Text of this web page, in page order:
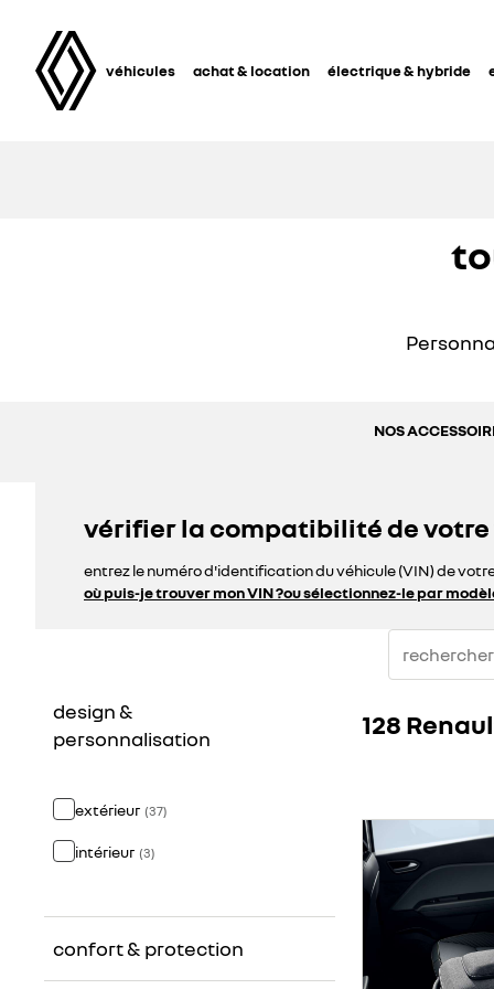
véhicules achat & location électrique & hybride
NOS
vérifier la compatibilité de
entrez le numéro d'identification du véhicule (VIN) de
où puis-je trouver mon VIN ?ou sélectionnez-le par
design &
personnalisation
extérieur (37)
intérieur (3)
confort & protection
128